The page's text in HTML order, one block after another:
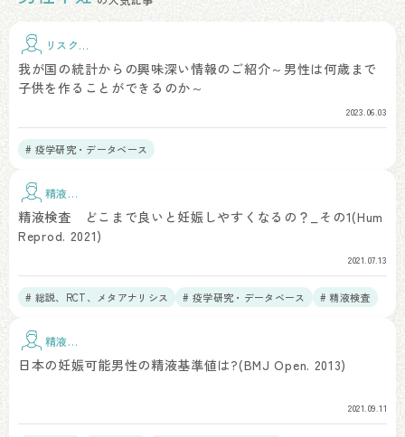
リスク因
我が国の統計からの興味深い情報のご紹介～男性は何歳まで
子供を作ることができるのか～
2023.06.03
# 疫学研究・データベース
精液検
査
精液検査 どこまで良いと妊娠しやすくなるの？_その1(Hum
Reprod. 2021)
2021.07.13
# 総説、RCT、メタアナリシス # 疫学研究・データベース
# 精液検査
精液検
日本の妊娠可能男性の精液基準値は?(BMJ Open. 2013)
2021.09.11